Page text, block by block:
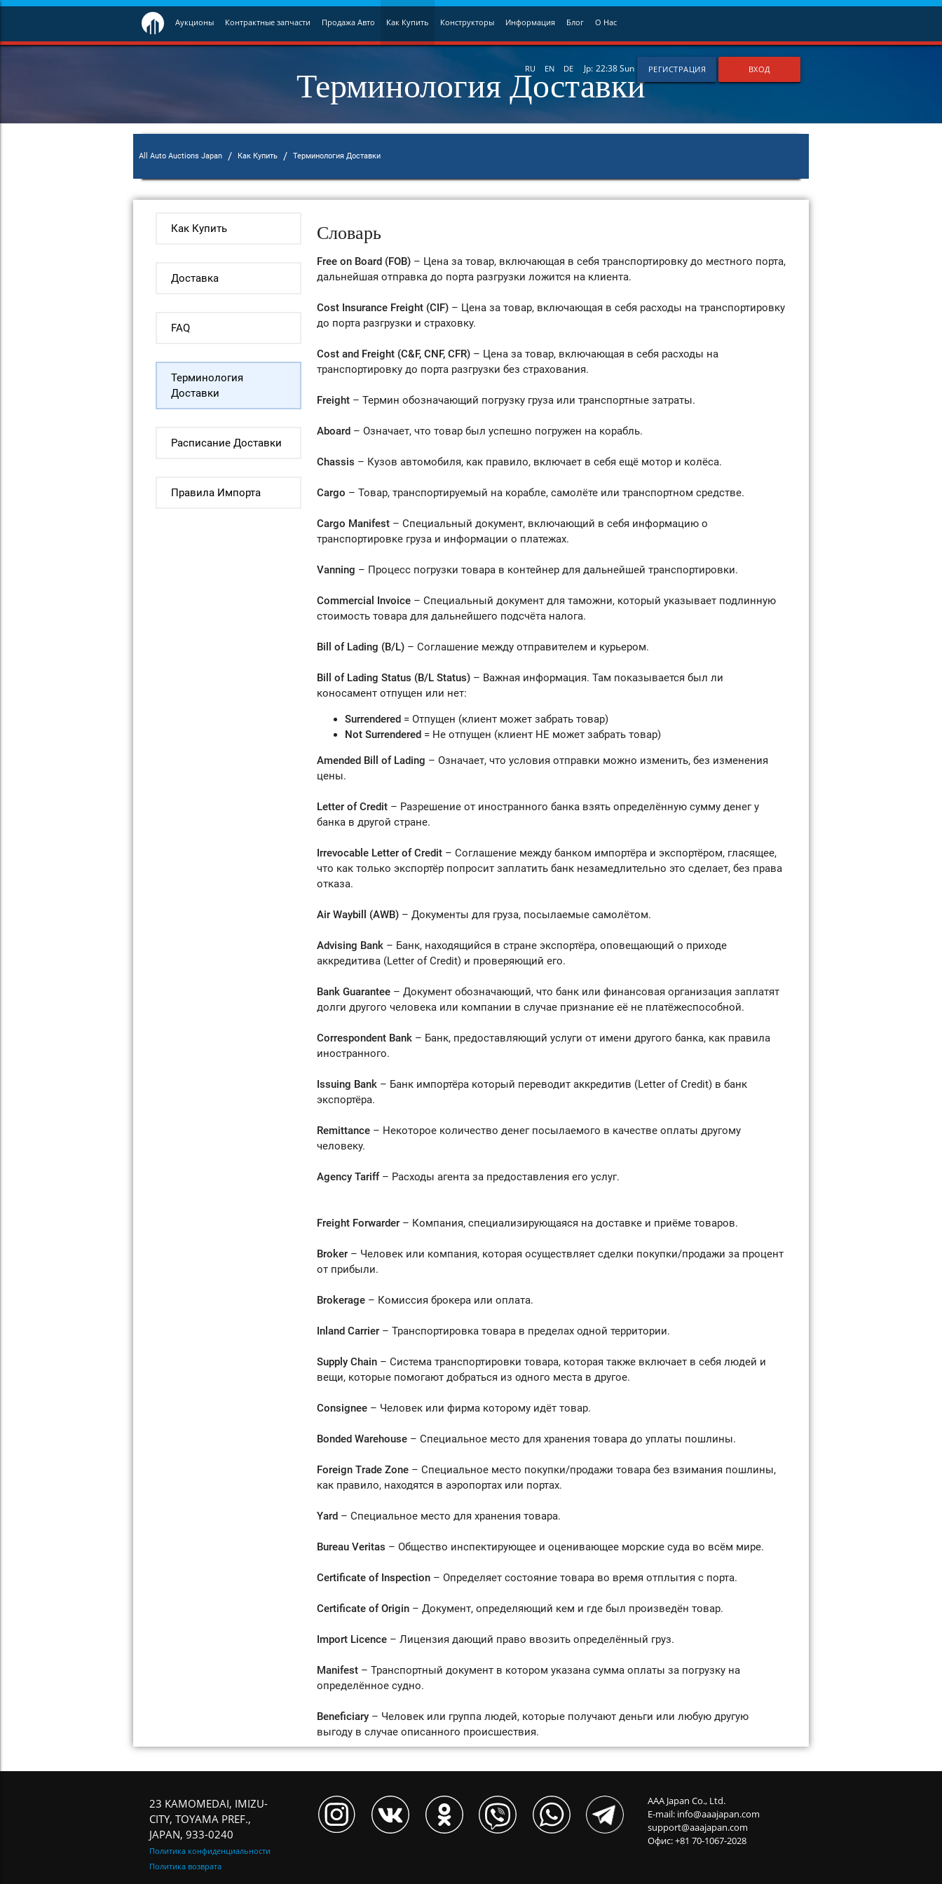
Аукционы Контрактные запчасти Продажа Авто Как Купить Конструкторы Информация Блог О Нас
Jp: 22:38Sun РЕГИСТРАЦИЯ ВХОД
RU EN DE
Терминология Доставки
All Auto Auctions Japan / Как Купить / Терминология Доставки
Как Купить
Доставка
FAQ
Терминология
Доставки
Расписание Доставки
Правила Импорта
Словарь
Free on Board (FOB) – Цена за товар, включающая в себя транспортировку до местного порта,
дальнейшая отправка до порта разгрузки ложится на клиента.
Cost Insurance Freight (CIF) – Цена за товар, включающая в себя расходы на транспортировку
до порта разгрузки и страховку.
Cost and Freight (C&F, CNF, CFR) – Цена за товар, включающая в себя расходы на
транспортировку до порта разгрузки без страхования.
Freight – Термин обозначающий погрузку груза или транспортные затраты.
Aboard – Означает, что товар был успешно погружен на корабль.
Chassis – Кузов автомобиля, как правило, включает в себя ещё мотор и колёса.
Cargo – Товар, транспортируемый на корабле, самолёте или транспортном средстве.
Cargo Manifest – Специальный документ, включающий в себя информацию о
транспортировке груза и информации о платежах.
Vanning – Процесс погрузки товара в контейнер для дальнейшей транспортировки.
Commercial Invoice – Специальный документ для таможни, который указывает подлинную
стоимость товара для дальнейшего подсчёта налога.
Bill of Lading (B/L) – Соглашение между отправителем и курьером.
Bill of Lading Status (B/L Status) – Важная информация. Там показывается был ли
коносамент отпущен или нет:
Surrendered = Отпущен (клиент может забрать товар)
Not Surrendered = Не отпущен (клиент НЕ может забрать товар)
Amended Bill of Lading – Означает, что условия отправки можно изменить, без изменения
цены.
Letter of Credit – Разрешение от иностранного банка взять определённую сумму денег у
банка в другой стране.
Irrevocable Letter of Credit – Соглашение между банком импортёра и экспортёром, гласящее,
что как только экспортёр попросит заплатить банк незамедлительно это сделает, без права
отказа.
Air Waybill (AWB) – Документы для груза, посылаемые самолётом.
Advising Bank – Банк, находящийся в стране экспортёра, оповещающий о приходе
аккредитива (Letter of Credit) и проверяющий его.
Bank Guarantee – Документ обозначающий, что банк или финансовая организация заплатят
долги другого человека или компании в случае признание её не платёжеспособной.
Correspondent Bank – Банк, предоставляющий услуги от имени другого банка, как правила
иностранного.
Issuing Bank – Банк импортёра который переводит аккредитив (Letter of Credit) в банк
экспортёра.
Remittance – Некоторое количество денег посылаемого в качестве оплаты другому
человеку.
Agency Tariff– Расходы агента за предоставления его услуг.
Freight Forwarder – Компания, специализирующаяся на доставке и приёме товаров.
Broker – Человек или компания, которая осуществляет сделки покупки/продажи за процент
от прибыли.
Brokerage – Комиссия брокера или оплата.
Inland Carrier – Транспортировка товара в пределах одной территории.
Supply Chain – Система транспортировки товара, которая также включает в себя людей и
вещи, которые помогают добраться из одного места в другое.
Consignee – Человек или фирма которому идёт товар.
Bonded Warehouse – Специальное место для хранения товара до уплаты пошлины.
Foreign Trade Zone – Специальное место покупки/продажи товара без взимания пошлины,
как правило, находятся в аэропортах или портах.
Yard – Специальное место для хранения товара.
Bureau Veritas – Общество инспектирующее и оценивающее морские суда во всём мире.
Certificate of Inspection – Определяет состояние товара во время отплытия с порта.
Certificate of Origin – Документ, определяющий кем и где был произведён товар.
Import Licence – Лицензия дающий право ввозить определённый груз.
Manifest – Транспортный документ в котором указана сумма оплаты за погрузку на
определённое судно.
Beneficiary – Человек или группа людей, которые получают деньги или любую другую
выгоду в случае описанного происшествия.
23 KAMOMEDAI, IMIZU-
CITY, TOYAMA PREF.,
JAPAN, 933-0240
Политика конфиденциальности
Политика возврата
AAA Japan Co., Ltd.
E-mail: info@aaajapan.com
support@aaajapan.com
Офис: +81 70-1067-2028